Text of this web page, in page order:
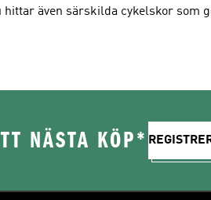
även särskilda cykelskor som
NÄSTA KÖP*